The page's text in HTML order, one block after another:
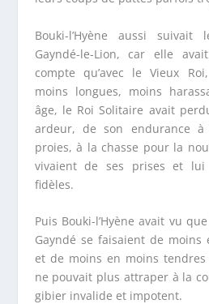
Bouki-l’Hyène aussi
Gayndé-le-Lion, car elle
compte qu’avec le Vieux
moins longues, moins
âge, le Roi Solitaire avait
ardeur, de son endurance
proies, à la chasse pour la
vivaient de ses prises et lui
fidèles.
Puis Bouki-l’Hyène avait vu
Gayndé se faisaient de moins
et de moins en moins
ne pouvait plus attraper à la
gibier invalide et impotent.